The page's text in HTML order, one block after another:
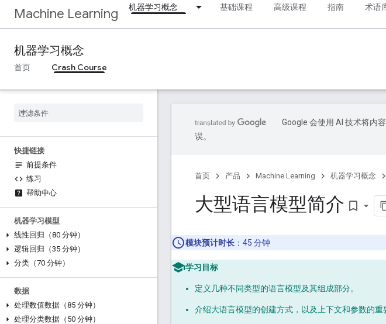
Machine Learning 机器学习概念 基础课程 高级课程 指南 术语
机器学习概念
首页 Crash Course
快捷链接
前提条件
练习
帮助中心
机器学习模型
线性回归（80 分钟）
逻辑回归（35 分钟）
分类（70 分钟）
数据
处理数值数据（85 分钟）
处理分类数据（50 分钟）
Google 会使用 AI 技术将内
误。
首页 产品 Machine Learning 机器学习概念
大型语言模型简介 bookmark_border
模块预计时长 ：45 分钟
学习目标
定义几种不同类型的语言模型及其组成部分。
介绍大语言模型的创建方式，以及上下文和参数的重